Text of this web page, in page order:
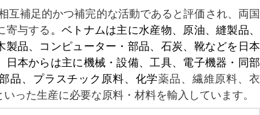
互補足的かつ補完的な活動であると評価され、両国
寄与する 。ベトナムは主に水産物、原油、縫製品、
製品、コンピューター・部品、石炭、靴などを日本
日本からは主に機械・設備、工具、電子機器・同部
品、プラスチック原料、化学薬品、繊維原料、衣
った生産に必要な原料・材料を輸入しています。